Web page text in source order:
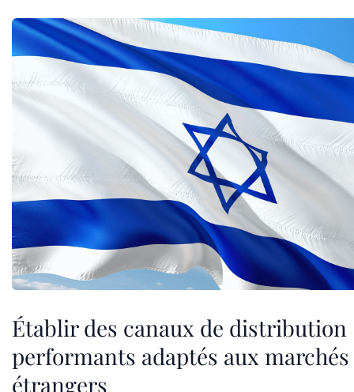
Établir des canaux de distribution
performants adaptés aux marchés
étrangers